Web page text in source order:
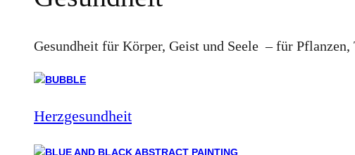
Gesundheit für Körper, Geist und Seele – für Pflanzen,
Herzgesundheit